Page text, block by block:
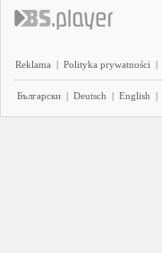
Reklama | Polityka prywatności |
Български | Deutsch | English |